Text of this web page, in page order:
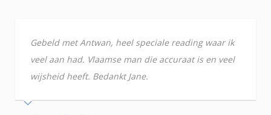
Gebeld met Antwan, heel speciale reading waar ik
veel aan had. Vlaamse man die accuraat is en veel
wijsheid heeft. Bedankt Jane.